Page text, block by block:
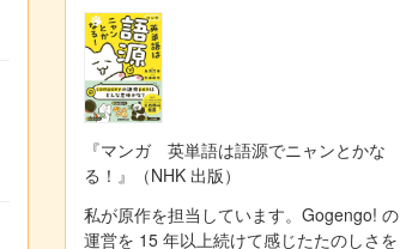
『マンガ 英単語は語源でニャンとかな
る！』（NHK 出版）
私が原作を担当しています。Gogengo! の
運営を 15 年以上続けて感じたたのしさを